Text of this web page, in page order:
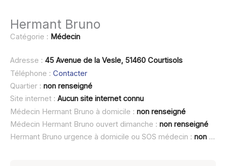
Hermant Bruno
Catégorie : Médecin
Adresse : 45 Avenue de la Vesle, 51460 Courtisols
Téléphone : Contacter
Quartier : non renseigné
Site internet : Aucun site internet connu
Médecin Hermant Bruno à domicile : non renseigné
Médecin Hermant Bruno ouvert dimanche : non renseigné
Hermant Bruno urgence à domicile ou SOS médecin : non renseigné